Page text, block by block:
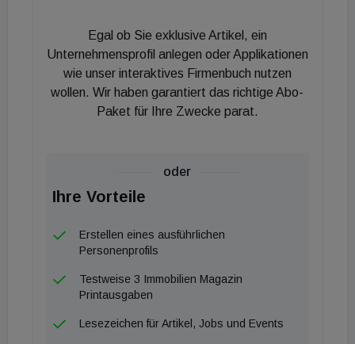
bündeln zu können“, fügt Valentin Peersman,
Geschäftsführer von Urbanease, hinzu.
Nach der Übernahme der britischen Unternehmen
Dataloft und WhenFresh setzt PriceHubble mit
dieser dritten Akquisition innerhalb weniger Monate
Egal ob Sie exklusive Artikel, ein
Unternehmensprofil anlegen oder Applikationen
wie unser interaktives Firmenbuch nutzen
wollen. Wir haben garantiert das richtige Abo-
Paket für Ihre Zwecke parat.
oder
Ihre Vorteile
Erstellen eines ausführlichen
Personenprofils
Testweise 3 Immobilien Magazin
Printausgaben
Lesezeichen für Artikel, Jobs und Events